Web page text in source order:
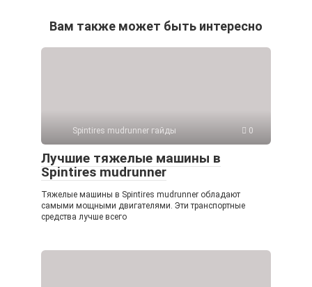
Вам также может быть интересно
Spintires mudrunner гайды 0
Лучшие тяжелые машины в
Spintires mudrunner
Тяжелые машины в Spintires mudrunner обладают
самыми мощными двигателями. Эти транспортные
средства лучше всего